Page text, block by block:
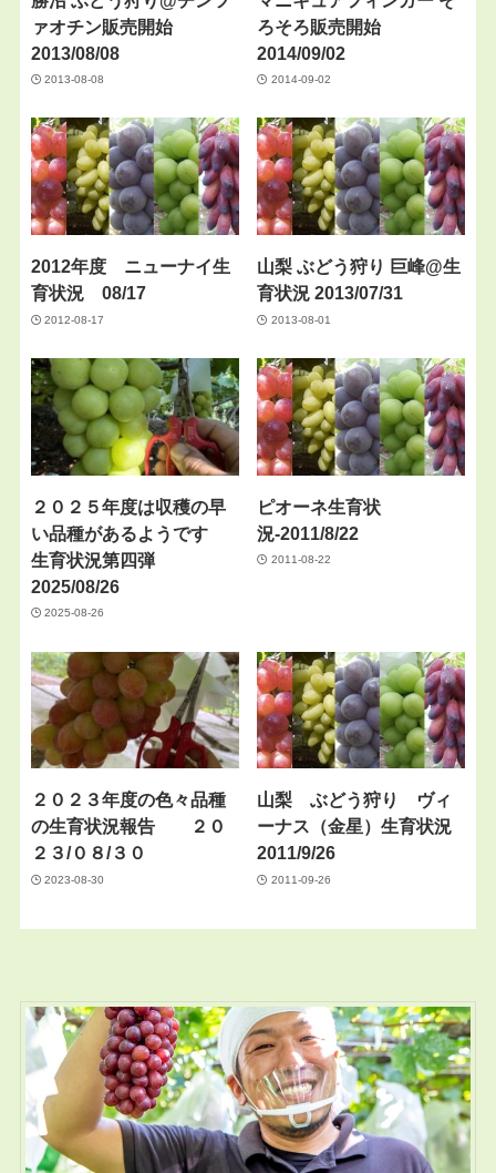
ァオチン販売開始
2013/08/08
2013-08-08
ろそろ販売開始
2014/09/02
2014-09-02
2012年度 ニューナイ生
育状況 08/17
2012-08-17
山梨 ぶどう狩り 巨峰@生
育状況 2013/07/31
2013-08-01
２０２５年度は収穫の早
い品種があるようです
生育状況第四弾
2025/08/26
2025-08-26
ピオーネ生育状
況-2011/8/22
2011-08-22
２０２３年度の色々品種
の生育状況報告 ２０
２３/０８/３０
2023-08-30
山梨 ぶどう狩り ヴィ
ーナス（金星）生育状況
2011/9/26
2011-09-26